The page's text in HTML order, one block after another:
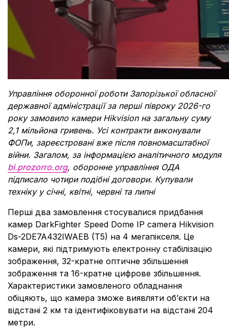
Управління оборонної роботи Запорізької обласної
державної адміністрації за перші півроку 2026-го
року замовило камери Hikvision на загальну суму
2,1 мільйона гривень. Усі контракти виконували
ФОПи, зареєстровані вже після повномасштабної
війни. Загалом, за інформацією аналітичного модуля
bi.prozorro.org, оборонне управління ОДА
підписало чотири подібні договори. Купували
техніку у січні, квітні, червні та липні
Перші два замовлення стосувалися придбання
камер DarkFighter Speed Dome IP camera Hikvision
Ds-2DE7A432IWAEB (T5) на 4 мегапікселя. Це
камери, які підтримують електронну стабілізацію
зображення, 32-кратне оптичне збільшення
зображення та 16-кратне цифрове збільшення.
Характеристики замовленого обладнання
обіцяють, що камера зможе виявляти обʼєкти на
відстані 2 км та ідентифіковувати на відстані 204
метри.